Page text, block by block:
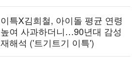
이특X김희철, 아이돌 평균 연령
높여 사과하더니…90년대 감성
재해석 ('트기트기 이특')